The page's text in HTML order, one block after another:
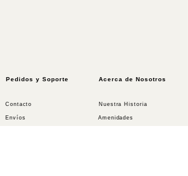
Pedidos y Soporte Acerca de Nosotros
Contacto Nuestra Historia
Envíos Amenidades